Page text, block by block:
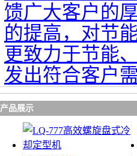
馈广大客户的
的提高，对节
更致力于节能
发出符合客户
产品展示